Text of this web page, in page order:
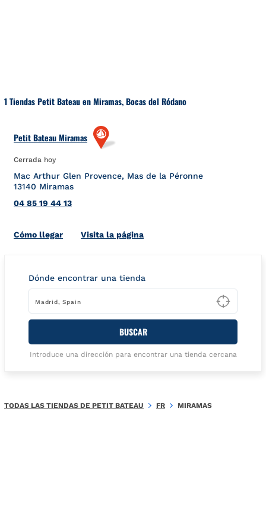
1 Tiendas Petit Bateau en Miramas, Bocas del Ródano
Petit Bateau Miramas
Cerrada hoy
Mac Arthur Glen Provence, Mas de la Péronne
13140 Miramas
04 85 19 44 13
Cómo llegarLink Opens in New Tab
Visita la página
Dónde encontrar una tienda
Type
BUSCAR
Introduce una dirección para encontrar una tienda cercana
TODAS LAS TIENDAS DE PETIT BATEAU FR MIRAMAS